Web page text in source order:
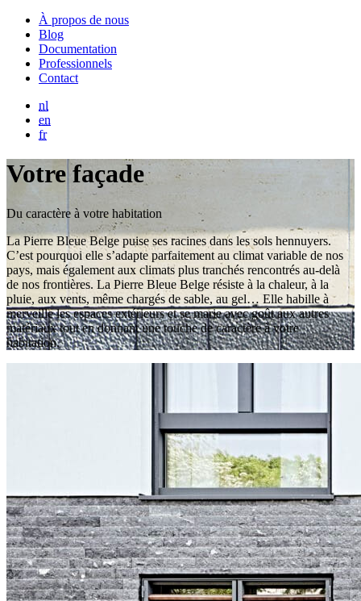
À propos de nous
Blog
Documentation
Professionnels
Contact
nl
en
fr
Votre façade
Du caractère à votre habitation
La Pierre Bleue Belge puise ses racines dans les sols hennuyers.
C’est pourquoi elle s’adapte parfaitement au climat variable de nos
pays, mais également aux climats plus tranchés rencontrés au-delà
de nos frontières. La Pierre Bleue Belge résiste à la chaleur, à la
pluie, aux vents, même chargés de sable, au gel… Elle habille à
merveille les espaces extérieurs et se marie avec goût aux autres
matériaux tout en donnant une touche de caractère à votre
habitation.